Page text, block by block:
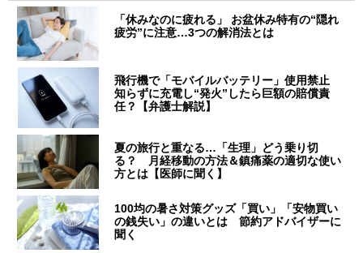
「休みなのに疲れる」 お盆休み特有の“隠れ
疲労”に注意…3つの解消法とは
飛行機で「モバイルバッテリー」使用禁止
知らずに充電し“発火”したら巨額の賠償責
任？【弁護士解説】
夏の旅行と重なる…「生理」どう乗り切
る？ 月経移動の方法＆鎮痛薬の適切な使い
方とは【医師に聞く】
100均の暑さ対策グッズ「買い」「安物買い
の銭失い」の違いとは 節約アドバイザーに
聞く